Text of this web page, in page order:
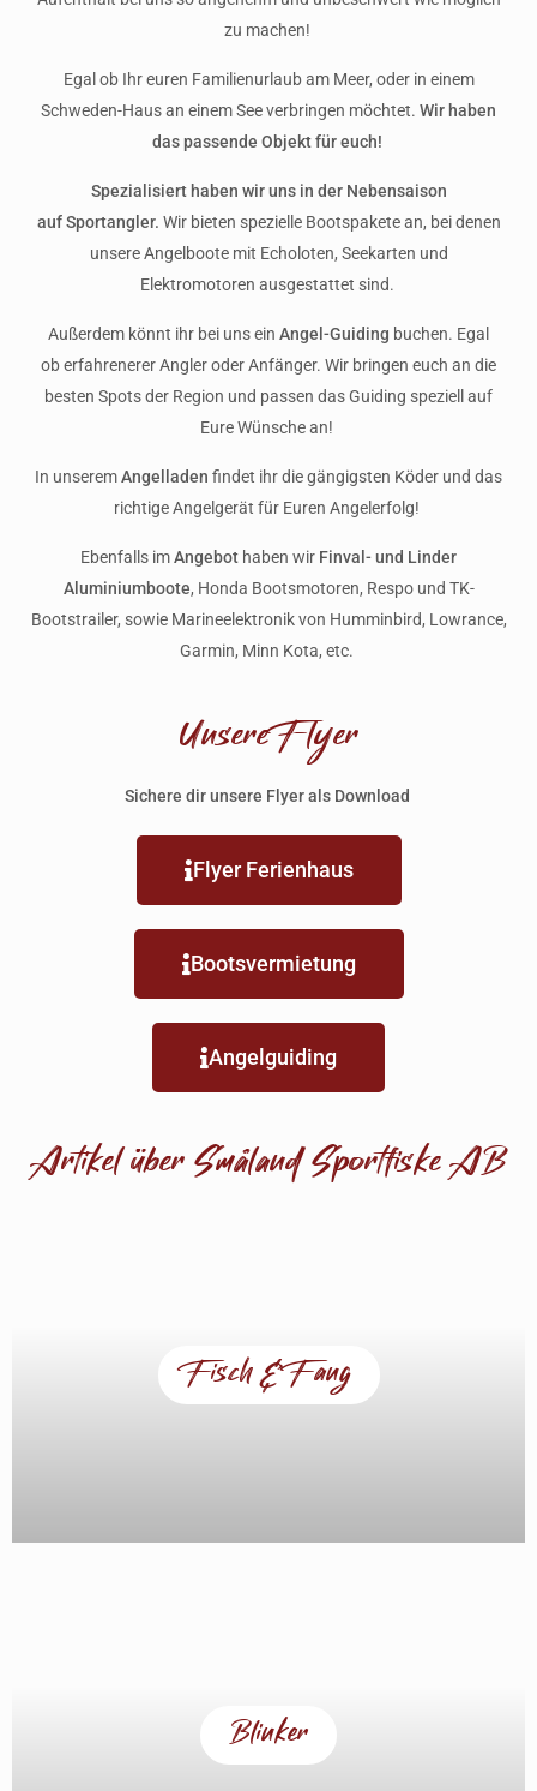
zu machen!
Egal ob Ihr euren Familienurlaub am Meer, oder in einem
Schweden-Haus an einem See verbringen möchtet. Wir haben
das passende Objekt für euch!
Spezialisiert haben wir uns in der Nebensaison
auf Sportangler. Wir bieten spezielle Bootspakete an, bei denen
unsere Angelboote mit Echoloten, Seekarten und
Elektromotoren ausgestattet sind.
Außerdem könnt ihr bei uns ein Angel-Guiding buchen. Egal
ob erfahrenerer Angler oder Anfänger. Wir bringen euch an die
besten Spots der Region und passen das Guiding speziell auf
Eure Wünsche an!
In unseremAngelladen findet ihr die gängigsten Köder und das
richtige Angelgerät für Euren Angelerfolg!
Ebenfalls imAngebot haben wir Finval- und Linder
Aluminiumboote, Honda Bootsmotoren, Respo und TK-
Bootstrailer, sowie Marineelektronik von Humminbird, Lowrance,
Garmin, Minn Kota, etc.
Unsere Flyer
Sichere dir unsere Flyer als Download
Flyer Ferienhaus
Bootsvermietung
Angelguiding
Artikel über Småland Sportfiske AB
Fisch & Fang
Blinker